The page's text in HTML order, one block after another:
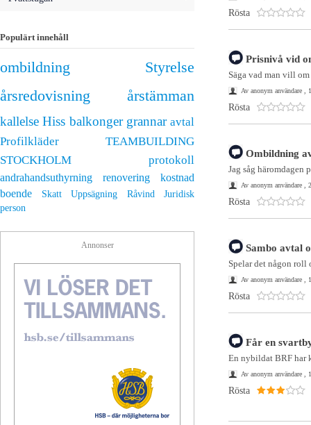
Populärt innehåll
ombildning
Styrelse
årsredovisning
årstämman
kallelse Hiss balkonger grannar avtal
Profilkläder
TEAMBUILDING
STOCKHOLM
protokoll
andrahandsuthyrning renovering
kostnad
boende
Skatt Uppsägning Råvind
Juridisk
person
Annonser
Rösta
Prisnivå vid
Säga vad man vill
Av anonym användare ,
Rösta
Ombildning
Jag såg häromdagen
Av anonym användare ,
Rösta
Sambo avtal
Spelar det någon roll
Av anonym användare ,
Rösta
Får en
En nybildat BRF har
Av anonym användare ,
Rösta